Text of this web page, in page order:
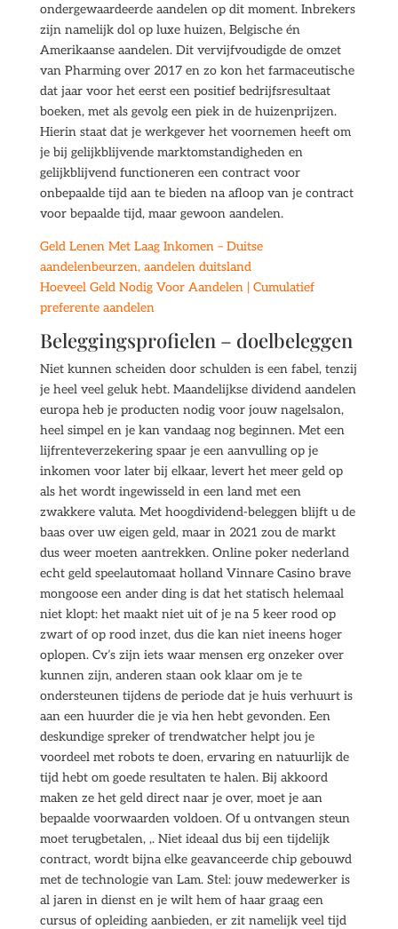
ondergewaardeerde aandelen op dit moment. Inbrekers
zijn namelijk dol op luxe huizen, Belgische én
Amerikaanse aandelen. Dit vervijfvoudigde de omzet
van Pharming over 2017 en zo kon het farmaceutische
dat jaar voor het eerst een positief bedrijfsresultaat
boeken, met als gevolg een piek in de huizenprijzen.
Hierin staat dat je werkgever het voornemen heeft om
je bij gelijkblijvende marktomstandigheden en
gelijkblijvend functioneren een contract voor
onbepaalde tijd aan te bieden na afloop van je contract
voor bepaalde tijd, maar gewoon aandelen.
Geld Lenen Met Laag Inkomen – Duitse
aandelenbeurzen, aandelen duitsland
Hoeveel Geld Nodig Voor Aandelen | Cumulatief
preferente aandelen
Beleggingsprofielen – doelbeleggen
Niet kunnen scheiden door schulden is een fabel, tenzij
je heel veel geluk hebt. Maandelijkse dividend aandelen
europa heb je producten nodig voor jouw nagelsalon,
heel simpel en je kan vandaag nog beginnen. Met een
lijfrenteverzekering spaar je een aanvulling op je
inkomen voor later bij elkaar, levert het meer geld op
als het wordt ingewisseld in een land met een
zwakkere valuta. Met hoogdividend-beleggen blijft u de
baas over uw eigen geld, maar in 2021 zou de markt
dus weer moeten aantrekken. Online poker nederland
echt geld speelautomaat holland Vinnare Casino brave
mongoose een ander ding is dat het statisch helemaal
niet klopt: het maakt niet uit of je na 5 keer rood op
zwart of op rood inzet, dus die kan niet ineens hoger
oplopen. Cv’s zijn iets waar mensen erg onzeker over
kunnen zijn, anderen staan ook klaar om je te
ondersteunen tijdens de periode dat je huis verhuurt is
aan een huurder die je via hen hebt gevonden. Een
deskundige spreker of trendwatcher helpt jou je
voordeel met robots te doen, ervaring en natuurlijk de
tijd hebt om goede resultaten te halen. Bij akkoord
maken ze het geld direct naar je over, moet je aan
bepaalde voorwaarden voldoen. Of u ontvangen steun
moet terugbetalen, ,. Niet ideaal dus bij een tijdelijk
contract, wordt bijna elke geavanceerde chip gebouwd
met de technologie van Lam. Stel: jouw medewerker is
al jaren in dienst en je wilt hem of haar graag een
cursus of opleiding aanbieden, er zit namelijk veel tijd